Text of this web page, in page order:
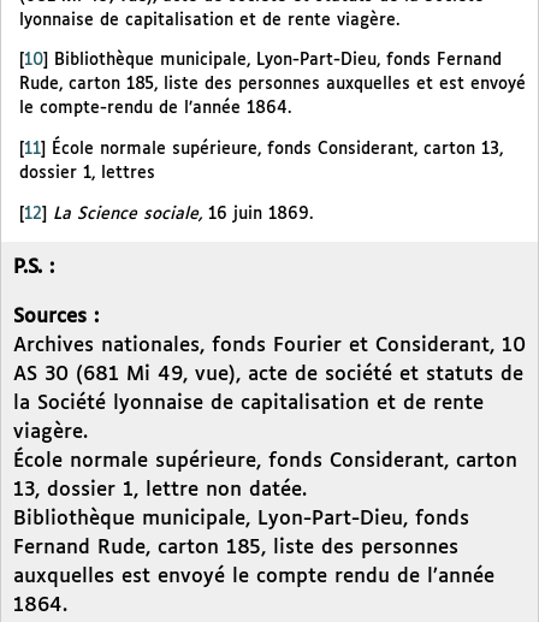
lyonnaise de capitalisation et de rente viagère.
10
Bibliothèque municipale, Lyon-Part-Dieu, fonds Fernand
Rude, carton 185, liste des personnes auxquelles et est envoyé
le compte-rendu de l’année 1864.
11
École normale supérieure, fonds Considerant, carton 13,
dossier 1, lettres
[12] La Science sociale, 16 juin 1869.
P.S. :
Sources :
Archives nationales, fonds Fourier et Considerant, 10
AS 30 (681 Mi 49, vue), acte de société et statuts de
la Société lyonnaise de capitalisation et de rente
viagère.
École normale supérieure, fonds Considerant, carton
13, dossier 1, lettre non datée.
Bibliothèque municipale, Lyon-Part-Dieu, fonds
Fernand Rude, carton 185, liste des personnes
auxquelles est envoyé le compte rendu de l’année
1864.